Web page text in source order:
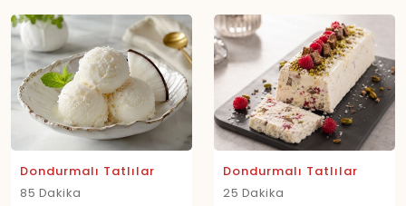
Dondurmalı Tatlılar
85 Dakika
Dondurmalı Tatlılar
25 Dakika